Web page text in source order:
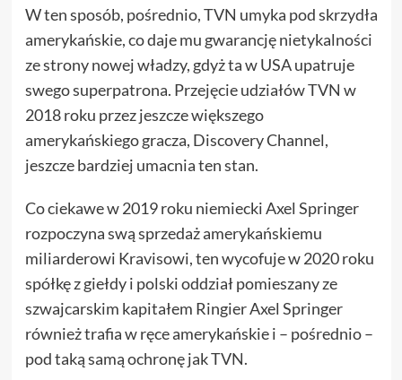
W ten sposób, pośrednio, TVN umyka pod skrzydła
amerykańskie, co daje mu gwarancję nietykalności
ze strony nowej władzy, gdyż ta w USA upatruje
swego superpatrona. Przejęcie udziałów TVN w
2018 roku przez jeszcze większego
amerykańskiego gracza, Discovery Channel,
jeszcze bardziej umacnia ten stan.
Co ciekawe w 2019 roku niemiecki Axel Springer
rozpoczyna swą sprzedaż amerykańskiemu
miliarderowi Kravisowi, ten wycofuje w 2020 roku
spółkę z giełdy i polski oddział pomieszany ze
szwajcarskim kapitałem Ringier Axel Springer
również trafia w ręce amerykańskie i – pośrednio –
pod taką samą ochronę jak TVN.